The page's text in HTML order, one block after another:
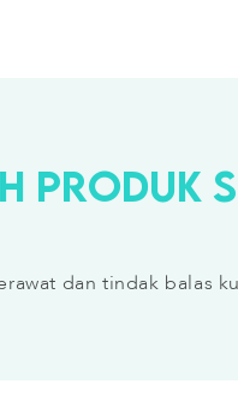
PRODUK
dan tindak balas